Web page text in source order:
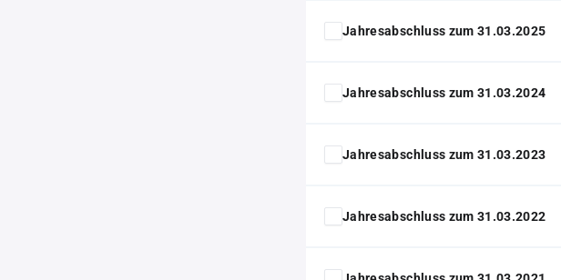
Jahresabschluss zum 31.03.2025
Jahresabschluss zum 31.03.2024
Jahresabschluss zum 31.03.2023
Jahresabschluss zum 31.03.2022